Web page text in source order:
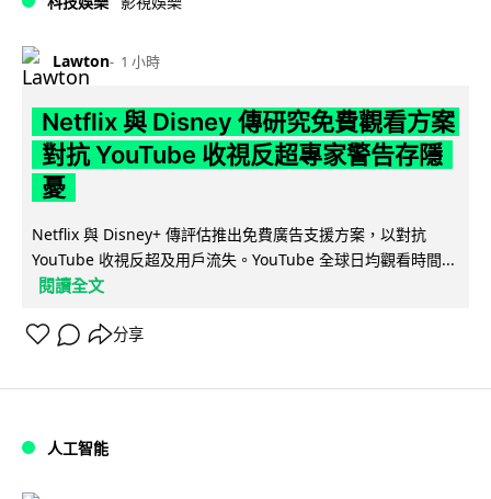
Lawton 1 小時
Netflix 與 Disney 傳研究免費觀看方案
對抗 YouTube 收視反超專家警告存隱
憂
Netflix 與 Disney+ 傳評估推出免費廣告支援方案，以對抗
YouTube 收視反超及用戶流失。YouTube 全球日均觀看時間...
閱讀全文
分享
人工智能